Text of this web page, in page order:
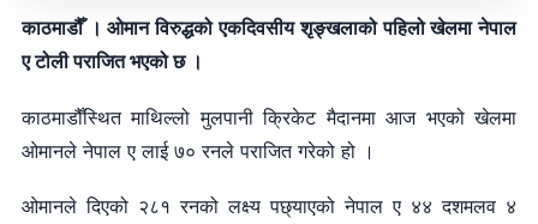
काठमाडौँ । ओमान विरुद्धको एकदिवसीय शृङ्खलाको पहिलो खेलमा नेपाल
ए टोली पराजित भएको छ ।
काठमाडौँस्थित माथिल्लो मुलपानी क्रिकेट मैदानमा आज भएको खेलमा
ओमानले नेपाल ए लाई ७० रनले पराजित गरेको हो ।
ओमानले दिएको २८१ रनको लक्ष्य पछ्याएको नेपाल ए ४४ दशमलव ४